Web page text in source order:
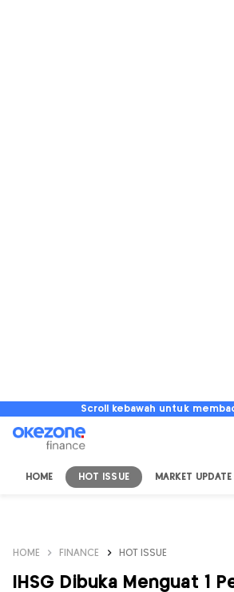
Scroll kebawah untuk
HOME HOT ISSUE MARKET UPDATE
HOME FINANCE HOT ISSUE
IHSG Dibuka Menguat 1